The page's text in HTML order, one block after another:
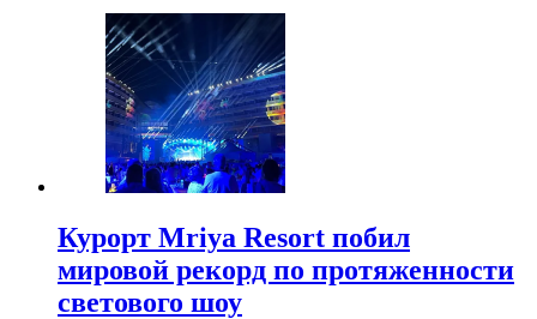
Курорт Mriya Resort побил
мировой рекорд по протяженности
светового шоу